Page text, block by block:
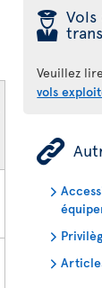
þ
Veuillez
vols
ÿ